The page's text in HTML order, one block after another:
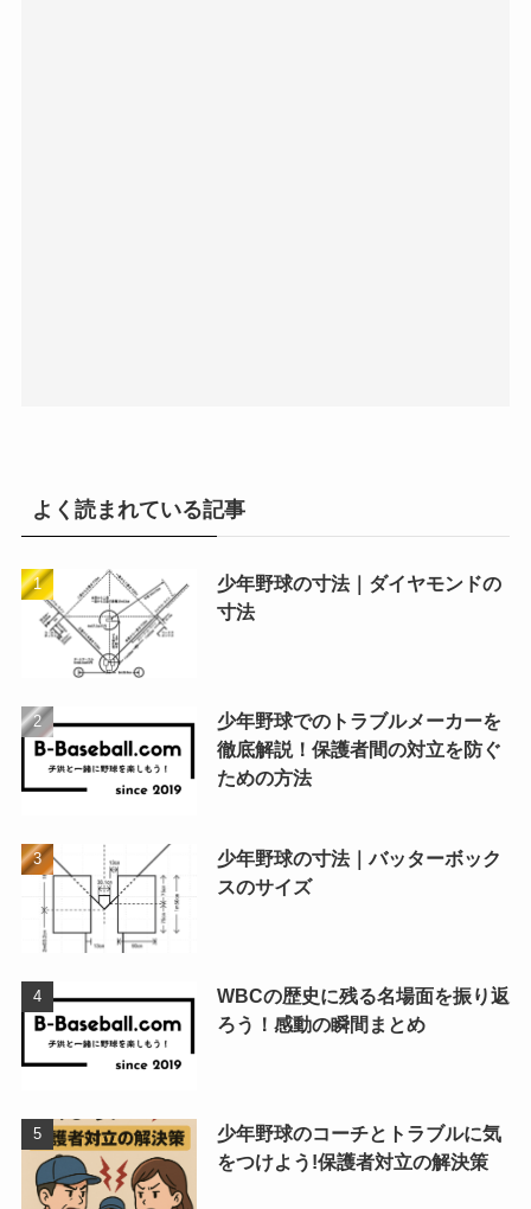
よく読まれている記事
少年野球の寸法｜ダイヤモンドの
寸法
少年野球でのトラブルメーカーを
徹底解説！保護者間の対立を防ぐ
ための方法
少年野球の寸法｜バッターボック
スのサイズ
WBCの歴史に残る名場面を振り返
ろう！感動の瞬間まとめ
少年野球のコーチとトラブルに気
をつけよう!保護者対立の解決策